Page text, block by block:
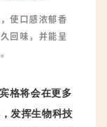
使口感浓郁香
回味，并能呈
格将会在更多
发挥生物科技